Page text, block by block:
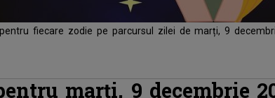
fiecare zodie pe parcursul zilei de marți, 9
marți, 9 decembrie